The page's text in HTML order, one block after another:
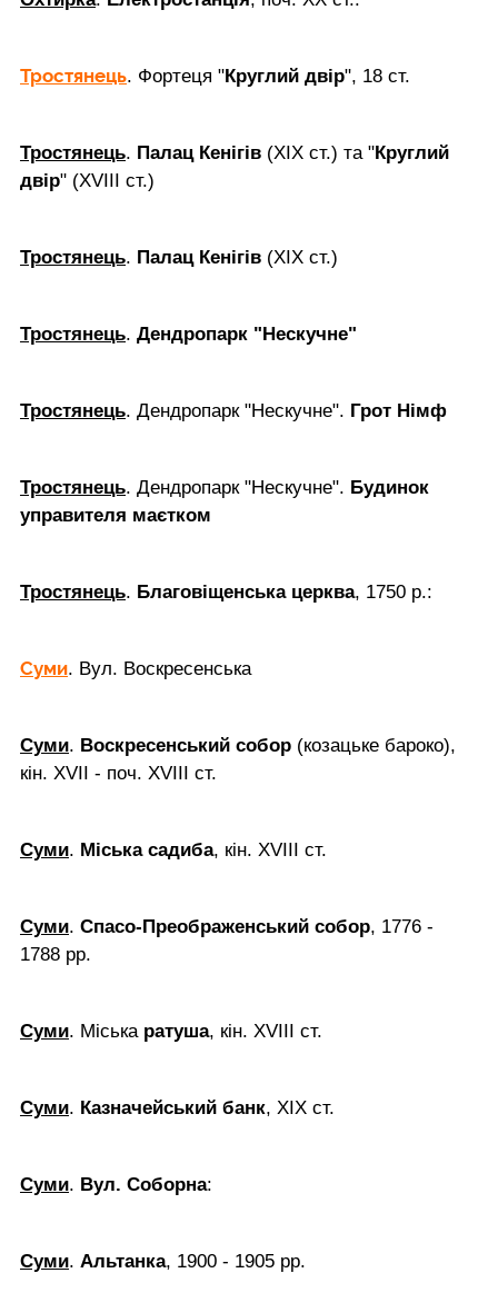
Тростянець. Фортеця "Круглий двір", 18 ст.
Тростянець. Палац Кенігів (ХІХ ст.) та "Круглий
двір" (XVIII ст.)
Тростянець. Палац Кенігів (ХІХ ст.)
Тростянець. Дендропарк "Нескучне"
Тростянець. Дендропарк "Нескучне". Грот Німф
Тростянець. Дендропарк "Нескучне". Будинок
управителя маєтком
Тростянець. Благовіщенська церква, 1750 р.:
Суми. Вул. Воскресенська
Суми. Воскресенський собор (козацьке бароко),
кін. XVII - поч. XVIII ст.
Суми. Міська садиба, кін. XVIII ст.
Суми. Спасо-Преображенський собор, 1776 -
1788 рр.
Суми. Міська ратуша, кін. XVIII ст.
Суми. Казначейський банк, ХІХ ст.
Суми. Вул. Соборна:
Суми. Альтанка, 1900 - 1905 рр.